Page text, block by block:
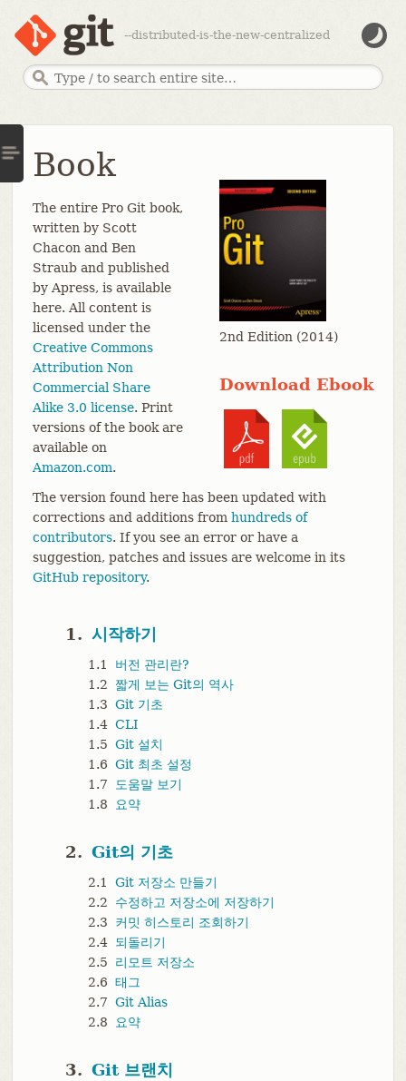
--distributed-is-the-new-centralized
Book
2nd Edition (2014)
Download Ebook
The entire Pro Git book,
written by Scott
Chacon and Ben
Straub and published
by Apress, is available
here. All content is
licensed under the
Creative Commons
Attribution Non
Commercial Share
Alike 3.0 license. Print
versions of the book are
available on
Amazon.com.
The version found here has been updated with
corrections and additions from hundreds of
contributors. If you see an error or have a
suggestion, patches and issues are welcome in its
GitHub repository.
1. 시작하기
1.1
버전 관리란?
1.2
짧게 보는 Git의 역사
1.3 Git 기초
1.4 CLI
1.5 Git 설치
1.6 Git 최초 설정
1.7
도움말 보기
1.8
요약
2. Git의 기초
2.1
Git 저장소 만들기
2.2
수정하고 저장소에 저장하기
2.3
커밋 히스토리 조회하기
2.4 되돌리기
2.5
리모트 저장소
2.6 태그
2.7 Git Alias
2.8
요약
3. Git 브랜치